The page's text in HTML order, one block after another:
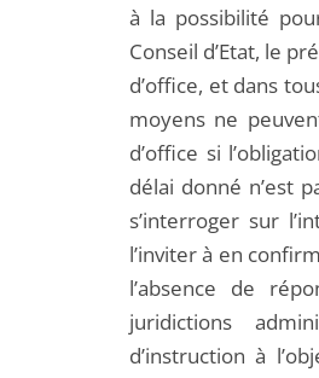
à la possibilité
Conseil d’Etat, le
d’office, et dans
moyens ne
d’office si
délai donné n’est
s’interroger sur
l’inviter à en
l’absence de
juridictions
d’instruction à